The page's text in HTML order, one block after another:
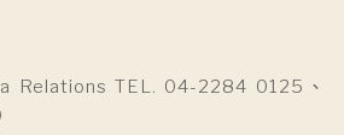
Relations TEL. 04-2284 0125、